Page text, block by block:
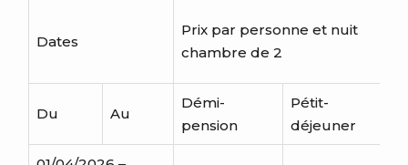
Dates
Prix par personne et nuit
chambre de 2
Du Au
Démi-
pension
Pétit-
déjeuner